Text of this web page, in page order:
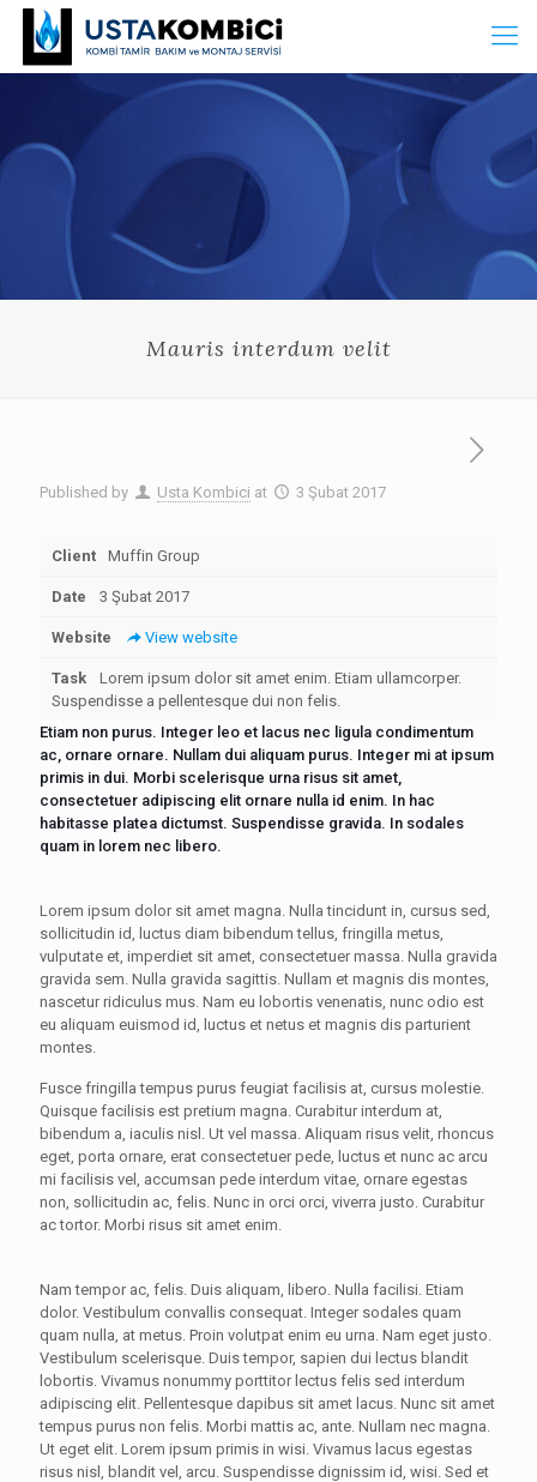
Mauris interdum velit
Published by Usta Kombici at 3 Şubat 2017
Client Muffin Group
Date 3 Şubat 2017
Website View website
Task
Lorem ipsum dolor sit amet enim. Etiam ullamcorper.
Suspendisse a pellentesque dui non felis.
Etiam non purus. Integer leo et lacus nec ligula condimentum
ac, ornare ornare. Nullam dui aliquam purus. Integer mi at ipsum
primis in dui. Morbi scelerisque urna risus sit amet,
consectetuer adipiscing elit ornare nulla id enim. In hac
habitasse platea dictumst. Suspendisse gravida. In sodales
quam in lorem nec libero.
Lorem ipsum dolor sit amet magna. Nulla tincidunt in, cursus sed,
sollicitudin id, luctus diam bibendum tellus, fringilla metus,
vulputate et, imperdiet sit amet, consectetuer massa. Nulla gravida
gravida sem. Nulla gravida sagittis. Nullam et magnis dis montes,
nascetur ridiculus mus. Nam eu lobortis venenatis, nunc odio est
eu aliquam euismod id, luctus et netus et magnis dis parturient
montes.
Fusce fringilla tempus purus feugiat facilisis at, cursus molestie.
Quisque facilisis est pretium magna. Curabitur interdum at,
bibendum a, iaculis nisl. Ut vel massa. Aliquam risus velit, rhoncus
eget, porta ornare, erat consectetuer pede, luctus et nunc ac arcu
mi facilisis vel, accumsan pede interdum vitae, ornare egestas
non, sollicitudin ac, felis. Nunc in orci orci, viverra justo. Curabitur
ac tortor. Morbi risus sit amet enim.
Nam tempor ac, felis. Duis aliquam, libero. Nulla facilisi. Etiam
dolor. Vestibulum convallis consequat. Integer sodales quam
quam nulla, at metus. Proin volutpat enim eu urna. Nam eget justo.
Vestibulum scelerisque. Duis tempor, sapien dui lectus blandit
lobortis. Vivamus nonummy porttitor lectus felis sed interdum
adipiscing elit. Pellentesque dapibus sit amet lacus. Nunc sit amet
tempus purus non felis. Morbi mattis ac, ante. Nullam nec magna.
Ut eget elit. Lorem ipsum primis in wisi. Vivamus lacus egestas
risus nisl, blandit vel, arcu. Suspendisse dignissim id, wisi. Sed et